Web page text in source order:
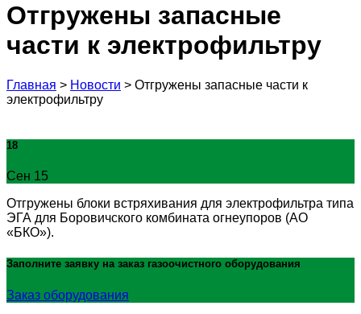
Отгружены запасные
части к электрофильтру
Главная > Новости > Отгружены запасные части к
электрофильтру
18
Сен 15
Отгружены блоки встряхивания для электрофильтра типа
ЭГА для Боровичского комбината огнеупоров (АО
«БКО»).
Заполните заявку на заказ газоочистного оборудования
Заказ оборудования